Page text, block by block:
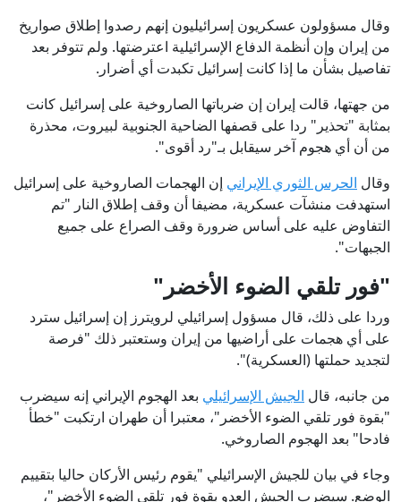
وقال مسؤولون عسكريون إسرائيليون إنهم رصدوا إطلاق صواريخ
من إيران وإن أنظمة الدفاع الإسرائيلية اعترضتها. ولم تتوفر بعد
تفاصيل ⁠بشأن ⁠ما إذا كانت إسرائيل تكبدت أي أضرار.
من جهتها، قالت إيران إن ضرباتها الصاروخية على إسرائيل كانت
بمثابة "تحذير" ردا على قصفها الضاحية الجنوبية لبيروت، محذرة
من أن أي هجوم آخر سيقابل بـ"رد أقوى".
وقال الحرس الثوري الإيراني إن الهجمات الصاروخية على إسرائيل
استهدفت منشآت عسكرية، مضيفا أن وقف إطلاق النار "تم
التفاوض عليه على أساس ضرورة وقف الصراع على جميع
الجبهات".
"فور تلقي الضوء الأخضر"
وردا على ذلك، قال مسؤول إسرائيلي لرويترز إن إسرائيل سترد
على أي هجمات على أراضيها من إيران وستعتبر ذلك "فرصة
لتجديد حملتها (العسكرية)".
من جانبه، قال الجيش الإسرائيلي بعد الهجوم الإيراني إنه سيضرب
"بقوة فور تلقي الضوء الأخضر"، معتبرا أن طهران ارتكبت "خطأ
فادحا" بعد الهجوم الصاروخي.
وجاء في بيان للجيش الإسرائيلي "يقوم رئيس الأركان حاليا بتقييم
الوضع. سيضرب الجيش العدو بقوة فور تلقي الضوء الأخضر"،